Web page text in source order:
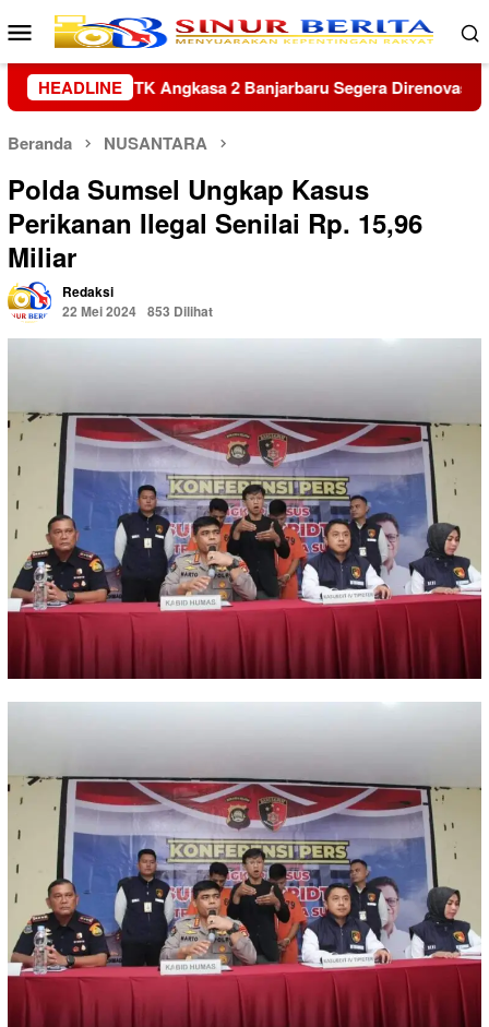
Loncat
ke
konten
Menu
Mobile
HEADLINE
Direnovasi Kapolres Sambas Silaturahmi ke
Beranda NUSANTARA
Polda Sumsel Ungkap Kasus
Perikanan Ilegal Senilai Rp. 15,96
Miliar
Redaksi
22 Mei 2024 853 Dilihat